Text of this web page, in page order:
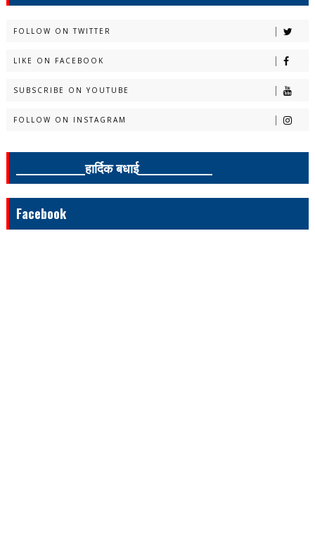
FOLLOW ON TWITTER
LIKE ON FACEBOOK
SUBSCRIBE ON YOUTUBE
FOLLOW ON INSTAGRAM
______________हार्दिक बधाई_______________
Facebook